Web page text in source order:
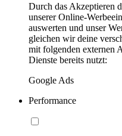
Durch das Akzeptieren
unserer Online-
auswerten und unser
gleichen wir deine
mit folgenden externen
Dienste bereits nutzt:
Google Ads
Performance